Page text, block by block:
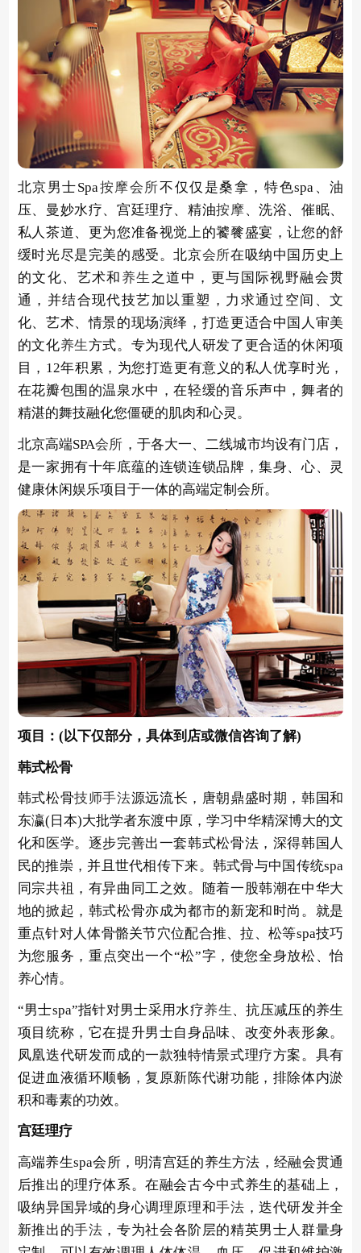
北京男士Spa按摩会所不仅仅是桑拿，特色spa、油
压、曼妙水疗、宫廷理疗、精油按摩、洗浴、催眠、
私人茶道、更为您准备视觉上的饕餮盛宴，让您的舒
缓时光尽是完美的感受。北京会所在吸纳中国历史上
的文化、艺术和 养生 之道中，更与国际视野融会贯
通，并结合现代技艺加以重塑，力求通过空间、文
化、艺术、情景的现场演绎，打造更适合中国人审美
的文化养生方式。专为现代人研发了更合适的休闲项
目，12年积累，为您打造更有意义的私人优享时光，
在花瓣包围的温泉水中，在轻缓的音乐声中，舞者的
精湛的舞技融化您僵硬的肌肉和心灵。
北京高端SPA会所 ，于各大一、二线城市均设有门店，
是一家拥有十年底蕴的连锁连锁品牌，集身、心、灵
健康休闲娱乐项目于一体的高端定制会所。
项目：(以下仅部分，具体到店或微信咨询了解)
韩式松骨
韩式松骨技师手法源远流长，唐朝鼎盛时期，韩国和
东瀛(日本)大批学者东渡中原，学习中华精深博大的文
化和医学。逐步完善出一套韩式松骨法，深得韩国人
民的推崇，并且世代相传下来。韩式骨与中国传统spa
同宗共祖，有异曲同工之效。随着一股韩潮在中华大
地的掀起，韩式松骨亦成为都市的新宠和时尚。就是
重点针对人体骨骼关节穴位配合推、拉、松等spa技巧
为您服务，重点突出一个“松”字，使您全身放松、怡
养心情。
“男士spa”指针对男士采用水疗养生 、抗压减压的养生
项目统称，它在提升男士自身品味、改变外表形象。
凤凰迭代研发而成的一款独特情景式理疗方案。具有
促进血液循环顺畅，复原新陈代谢功能，排除体内淤
积和毒素的功效。
宫廷理疗
高端养生spa会所，明清宫廷的养生方法，经融会贯通
后推出的理疗体系。在融会古今中式养生的基础上，
吸纳异国异域的身心调理原理和手法 ，迭代研发并全
新推出的手法 ，专为社会各阶层的精英男士人群量身